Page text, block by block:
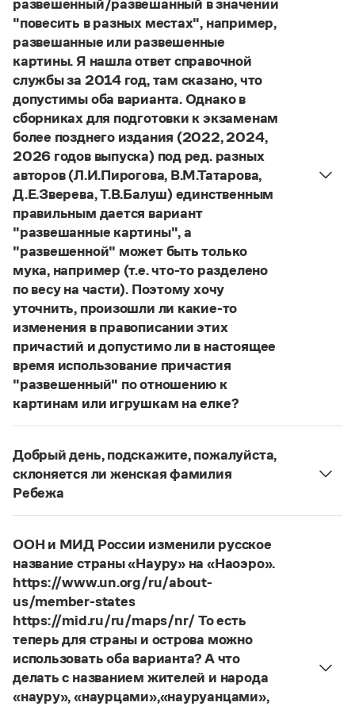
Словари русского языка как государственного
Справочники
Правила русской орфографии и пунктуации
Русский язык. Краткий теоретический курс
для школьников
Письмовник
Справочник по пунктуации
Словарь-справочник трудностей
Справочник по фразеологии
Азбучные истины
Словарь-справочник непростые слова
Все справочники портала
Журнал
Новости и события
Статьи
Монологи
Интервью
Лекции и подкасты
Рекомендуем
Учебник Грамоты
Интерактивные упражнения: от простого к сложному
Скороговорки
Издательство
Словари
Научпоп
Учебники и справочники
Все книги
Управление в русском языке
Словарь русских имён
Словарь методических терминов
Правила русской орфографии и пунктуации
(1956)
развешенный/развешанный в значении
"повесить в разных местах", например,
развешанные или развешенные
картины. Я нашла ответ справочной
службы за 2014 год, там сказано, что
допустимы оба варианта. Однако в
сборниках для подготовки к экзаменам
более позднего издания (2022, 2024,
2026 годов выпуска) под ред. разных
авторов (Л.И.Пирогова, В.М.Татарова,
Д.Е.Зверева, Т.В.Балуш) единственным
правильным дается вариант
"развешанные картины", а
"развешенной" может быть только
мука, например (т.е. что-то разделено
по весу на части). Поэтому хочу
уточнить, произошли ли какие-то
изменения в правописании этих
причастий и допустимо ли в настоящее
время использование причастия
"развешенный" по отношению к
картинам или игрушкам на елке?
Нашответ2014 года по-прежнему актуален.
то игнорируют рекомендации нормативных
словарей русского языка, в которых указан глагол
развесить
развешенный) со значением «повесить в разных
местах (несколько, много предметов)». Ср.:
Я знаю, что на стенах своей квартиры вы
развесили разные географические карты
(И. С. Тургенев, Бретер). И эти карты, безусловно,
развешены.
Страница ответа
Добрый день, подскажите, пожалуйста,
склоняется ли женская фамилия
Ребежа
ФамилияРебежасклоняется (и мужская,
Страница ответа
ООН и МИД России изменили русское
название страны «Науру» на «Наоэро».
https://www.un.org/ru/about-
us/member-states
https://mid.ru/ru/maps/nr/ То есть
теперь для страны и острова можно
использовать оба варианта? А что
делать с названием жителей и народа
«науру», «наурцами»,«науруанцами»,